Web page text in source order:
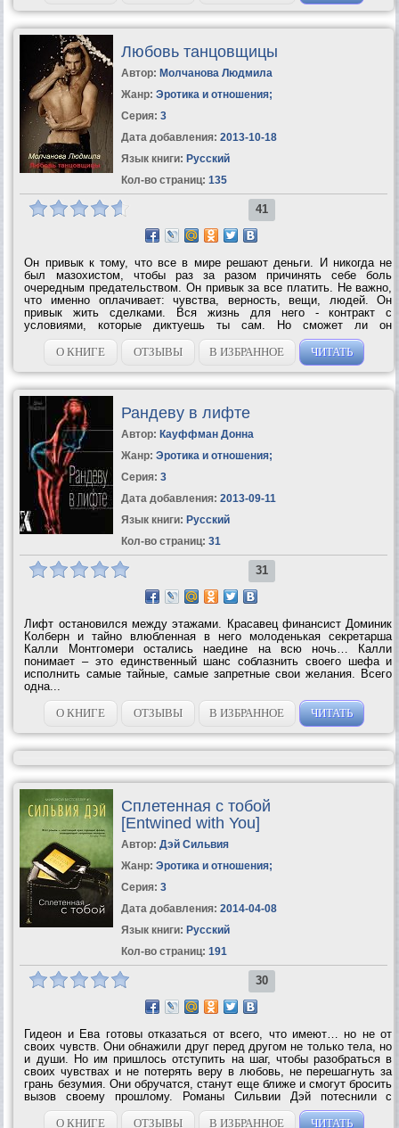
Любовь танцовщицы
Автор: Молчанова Людмила
Жанр: Эротика и отношения;
Серия: 3
Дата добавления: 2013-10-18
Язык книги: Русский
Кол-во страниц: 135
41
Он привык к тому, что все в мире решают деньги. И никогда не
был мазохистом, чтобы раз за разом причинять себе боль
очередным предательством. Он привык за все платить. Не важно,
что именно оплачивает: чувства, верность, вещи, людей. Он
привык жить сделками. Вся жизнь для него - контракт с
условиями, которые диктуешь ты сам. Но сможет ли он
измениться и заплатить самую большую цену за свой куш? Она
привыкла, что в ее мире все решают деньги,...
О КНИГЕ ОТЗЫВЫ В ИЗБРАННОЕ ЧИТАТЬ
Рандеву в лифте
Автор: Кауффман Донна
Жанр: Эротика и отношения;
Серия: 3
Дата добавления: 2013-09-11
Язык книги: Русский
Кол-во страниц: 31
31
Лифт остановился между этажами. Красавец финансист Доминик
Колберн и тайно влюбленная в него молоденькая секретарша
Калли Монтгомери остались наедине на всю ночь… Калли
понимает – это единственный шанс соблазнить своего шефа и
исполнить самые тайные, самые запретные свои желания. Всего
одна...
О КНИГЕ
ОТЗЫВЫ В ИЗБРАННОЕ ЧИТАТЬ
Сплетенная с тобой
[Entwined with You]
Автор: Дэй Сильвия
Жанр: Эротика и отношения;
Серия: 3
Дата добавления: 2014-04-08
Язык книги: Русский
Кол-во страниц: 191
30
Гидеон и Ева готовы отказаться от всего, что имеют… но не от
своих чувств. Они обнажили друг перед другом не только тела, но
и души. Но им пришлось отступить на шаг, чтобы разобраться в
своих чувствах и не потерять веру в любовь, не перешагнуть за
грань безумия. Они обручатся, станут еще ближе и смогут бросить
вызов своему прошлому. Романы Сильвии Дэй потеснили с
первого места в списке бестселлеров New York Times
супербестселлер Пятьдесят...
О КНИГЕ ОТЗЫВЫ В ИЗБРАННОЕ ЧИТАТЬ